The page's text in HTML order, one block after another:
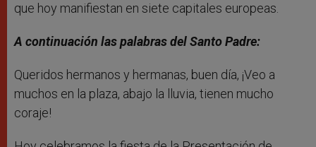
que hoy manifiestan en siete capitales europeas.
A continuación las palabras del Santo Padre:
Queridos hermanos y hermanas, buen día, ¡Veo a
muchos en la plaza, abajo la lluvia, tienen mucho
coraje!